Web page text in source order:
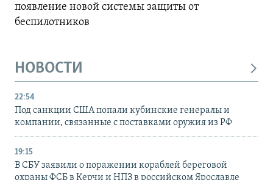
появление новой системы защиты от
беспилотников
НОВОСТИ
22:54
Под санкции США попали кубинские генералы и
компании, связанные с поставками оружия из РФ
19:15
В СБУ заявили о поражении кораблей береговой
охраны ФСБ в Керчи и НПЗ в российском Ярославле